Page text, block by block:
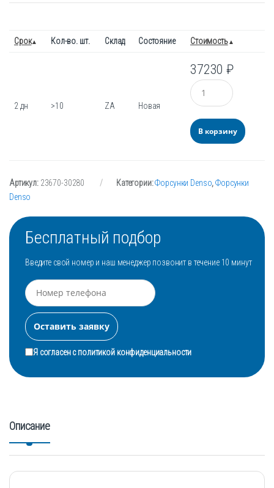
Срок Кол-во. шт. Склад Состояние Стоимость
2 дн >10 ZA Новая
37230₽
Количество
В корзину
Артикул: 23670-30280 Категории:Форсунки Denso,Форсунки
Denso
Бесплатный подбор
Введите свой номер и наш менеджер позвонит в течение 10 минут
Я согласен сполитикой конфиденциальности
Описание